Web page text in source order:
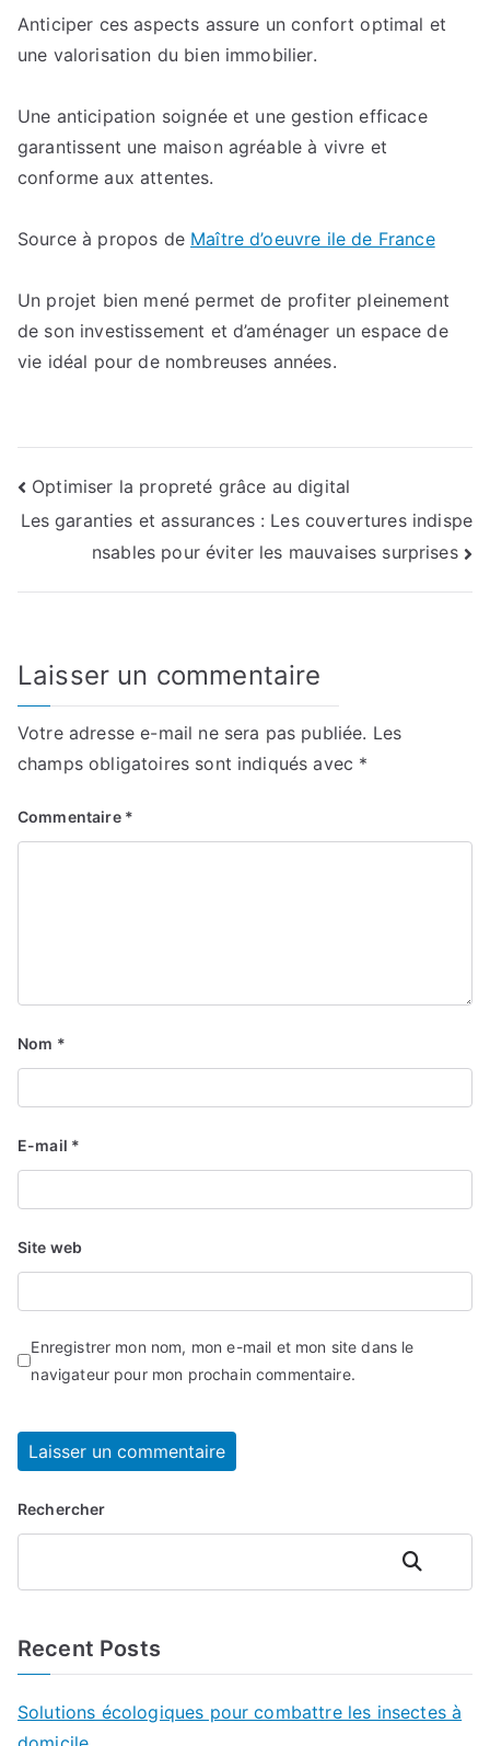
Anticiper ces aspects assure un confort optimal et
une valorisation du bien immobilier.
Une anticipation soignée et une gestion efficace
garantissent une maison agréable à vivre et
conforme aux attentes.
Source à propos de Maître d’oeuvre ile de France
Un projet bien mené permet de profiter pleinement
de son investissement et d’aménager un espace de
vie idéal pour de nombreuses années.
Navigation
de
l’article
Optimiser la propreté grâce au digital
Les garanties et assurances : Les couvertures indispe
nsables pour éviter les mauvaises surprises
Laisser un commentaire
Votre adresse e-mail ne sera pas publiée. Les
champs obligatoires sont indiqués avec *
Commentaire *
Nom *
E-mail *
Site web
Enregistrer mon nom, mon e-mail et mon site dans le
navigateur pour mon prochain commentaire.
Rechercher
Rechercher
Recent Posts
Solutions écologiques pour combattre les insectes à